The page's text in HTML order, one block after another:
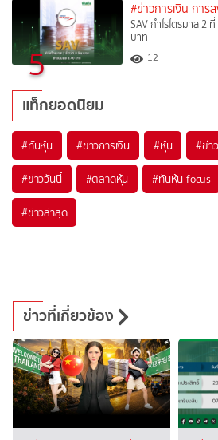
5
#ข่าวการเงิน การ
SAV กำไรไตรมาส 2
บาท
12
แท็กยอดนิยม
#ทันหุ้น #ข่าวการเงิน #หุ้น #ข่า
#ข่าววันนี้ #ตลาดหุ้น #ทันหุ้น focus
#ข่าวล่าสุด
ข่าวที่เกี่ยวข้อง